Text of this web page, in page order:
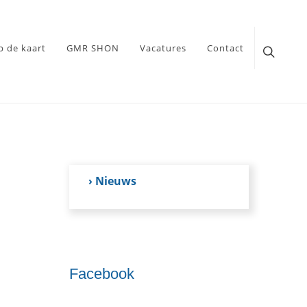
de kaart GMR SHON Vacatures Contact
› Nieuws
Facebook